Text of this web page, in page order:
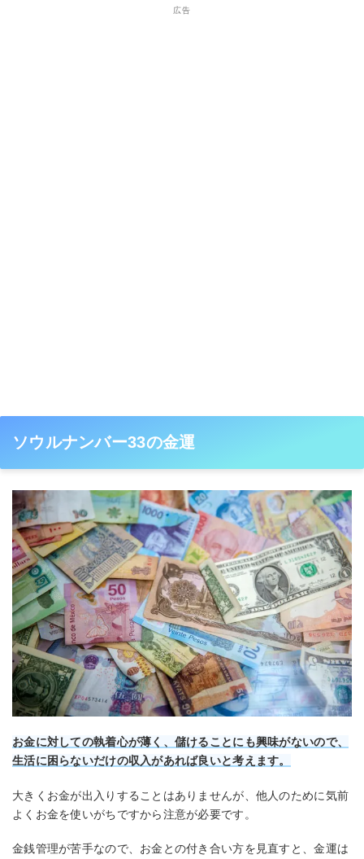
広告
ソウルナンバー33の金運
お金に対しての執着心が薄く、儲けることにも興味がないので、
生活に困らないだけの収入があれば良いと考えます。
大きくお金が出入りすることはありませんが、他人のために気前
よくお金を使いがちですから注意が必要です。
金銭管理が苦手なので、お金との付き合い方を見直すと、金運は